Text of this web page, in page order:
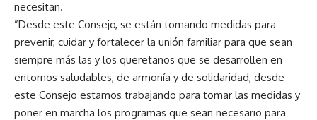
necesitan.
”Desde este Consejo, se están tomando medidas para
prevenir, cuidar y fortalecer la unión familiar para que sean
siempre más las y los queretanos que se desarrollen en
entornos saludables, de armonía y de solidaridad, desde
este Consejo estamos trabajando para tomar las medidas y
poner en marcha los programas que sean necesario para